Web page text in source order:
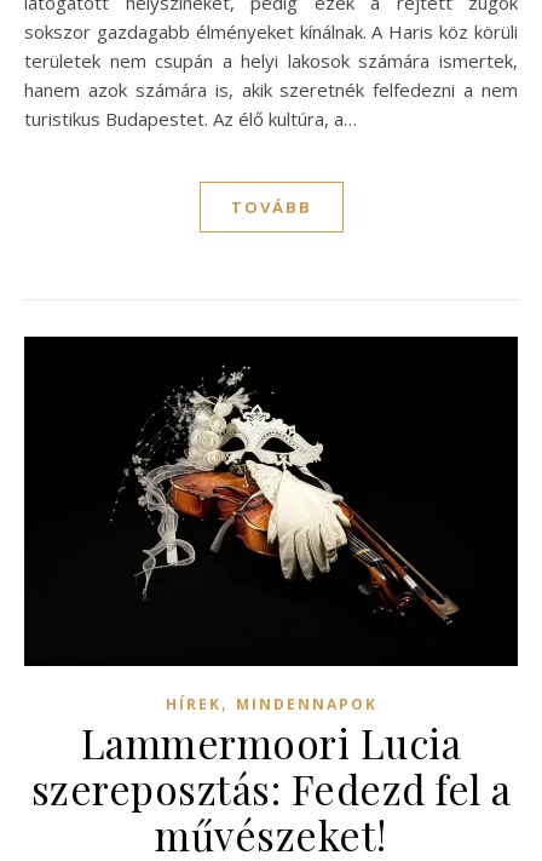
sokszor gazdagabb élményeket kínálnak. A Haris köz körüli
területek nem csupán a helyi lakosok számára ismertek,
hanem azok számára is, akik szeretnék felfedezni a nem
turistikus Budapestet. Az élő kultúra, a…
TOVÁBB
HÍREK, MINDENNAPOK
Lammermoori Lucia
szereposztás: Fedezd fel a
művészeket!